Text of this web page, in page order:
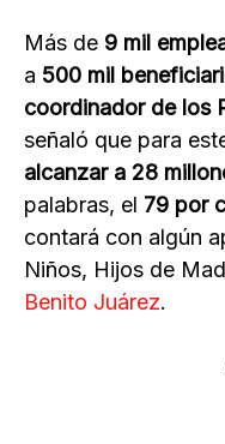
Más de 9 mil
a 500 mil
coordinador de los
señaló que para
alcanzar a 28
palabras, el 79 por
contará con algún
Niños, Hijos de
Benito Juárez.